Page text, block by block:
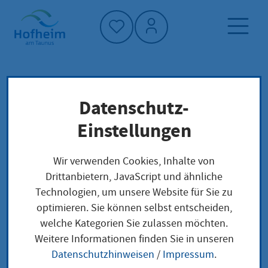
Startseite"
Neuigkeiten und Ausschreibungen
Kommunale Wärmeplanung: Nächste Schritte
zur klimafreundlichen Wärmeversorgung
Kommunale
Datenschutz-
Einstellungen
Wir verwenden Cookies, Inhalte von
Drittanbietern, JavaScript und ähnliche
Technologien, um unsere Website für Sie zu
optimieren. Sie können selbst entscheiden,
welche Kategorien Sie zulassen möchten.
Weitere Informationen finden Sie in unseren
Datenschutzhinweisen / Impressum.